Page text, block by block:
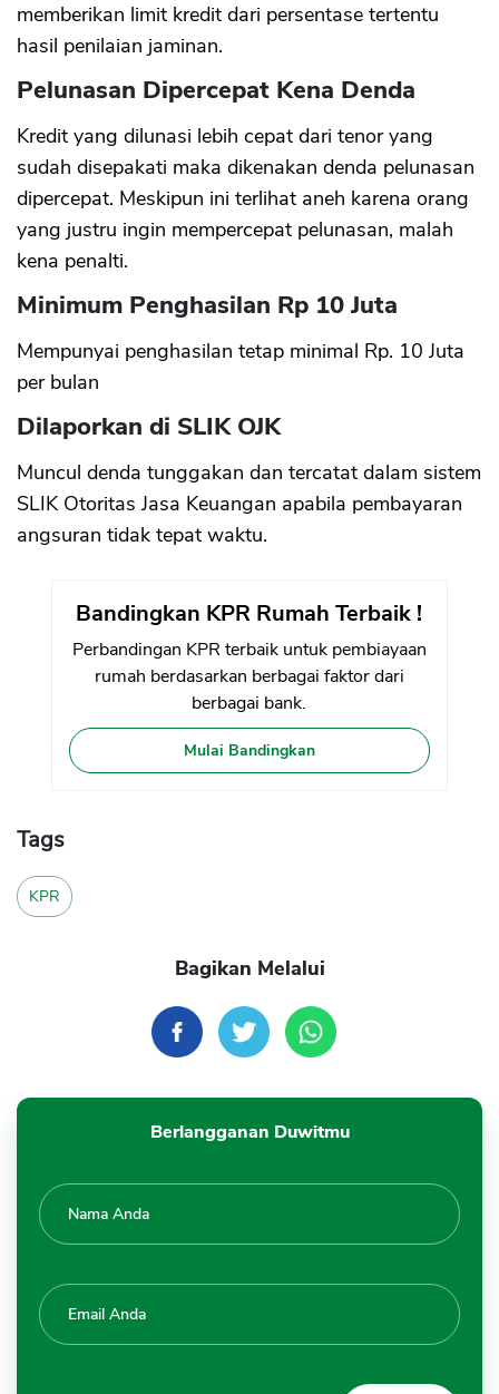
memberikan limit kredit dari persentase tertentu
hasil penilaian jaminan.
Pelunasan Dipercepat Kena Denda
Kredit yang dilunasi lebih cepat dari tenor yang
sudah disepakati maka dikenakan denda pelunasan
dipercepat. Meskipun ini terlihat aneh karena orang
yang justru ingin mempercepat pelunasan, malah
kena penalti.
Minimum Penghasilan Rp 10 Juta
Mempunyai penghasilan tetap minimal Rp. 10 Juta
per bulan
Dilaporkan di SLIK OJK
Muncul denda tunggakan dan tercatat dalam sistem
SLIK Otoritas Jasa Keuangan apabila pembayaran
angsuran tidak tepat waktu.
Bandingkan KPR Rumah Terbaik !
Perbandingan KPR terbaik untuk pembiayaan
rumah berdasarkan berbagai faktor dari
berbagai bank.
Mulai Bandingkan
Tags
KPR
Bagikan Melalui
Berlangganan Duwitmu